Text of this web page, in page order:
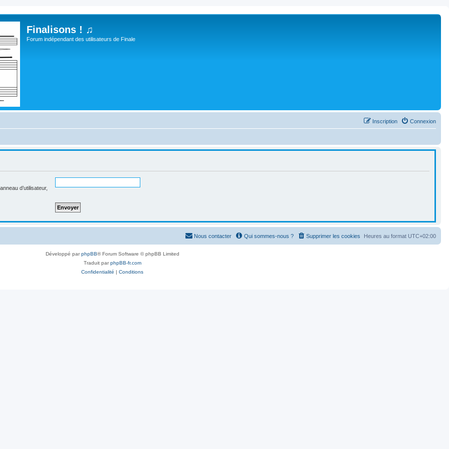
Finalisons ! ♫
Forum indépendant des utilisateurs de Finale
Connexion
Inscription
d’utilisateur,
Heures au format UTC+02:00
Supprimer les cookies
Qui sommes-nous ?
Nous contacter
Développé parphpBB® Forum Software © phpBB Limited
Traduit parphpBB-fr.com
Confidentialité | Conditions